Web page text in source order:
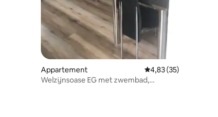
Appartement Gemiddelde
4,83 (35)
Welzijnsoase EG met zwembad,